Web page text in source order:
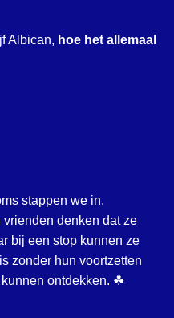
Albican, hoe het allemaal
stappen we in,
denken dat ze
bij een stop kunnen ze
zonder hun voortzetten
ontdekken. ☘